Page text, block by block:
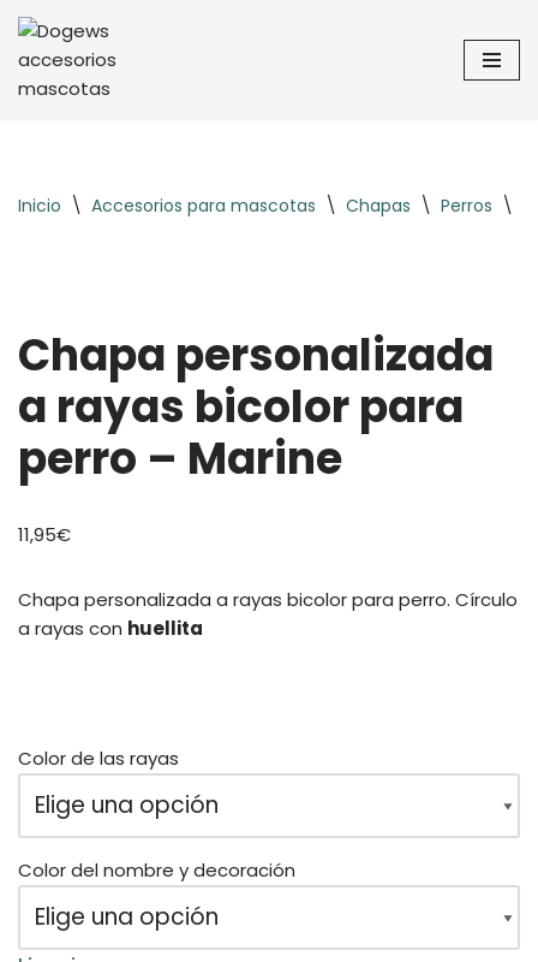
Saltar
al
Inicio \ Accesorios para mascotas \ Chapas \ Perros \
Chapa personalizada
a rayas bicolor para
perro – Marine
11,95€
Chapa personalizada a rayas bicolor para perro. Círculo
a rayas con huellita
Color de las rayas
Color del nombre y decoración